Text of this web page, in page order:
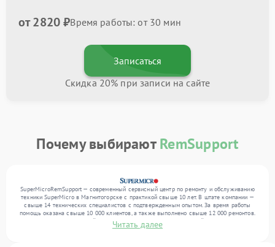
от 2820 ₽Время работы: от 30 мин
Записаться
Скидка 20% при записи на сайте
Почему выбираютRemSupport
SuperMicroRemSupport — современный сервисный центр по ремонту и обслуживанию
техники SuperMicro в Магнитогорске с практикой свыше 10 лет. В штате компании —
свыше 14 технических специалистов с подтвержденным опытом. За время работы
помощь оказана свыше 10 000 клиентов, а также выполнено свыше 12 000 ремонтов.
Ежемесячно в сервисный центр поступает более 300 обращений, включая , , . Мы
работаем с широким спектром неисправностей и предлагаем стабильный уровень
Читать далее